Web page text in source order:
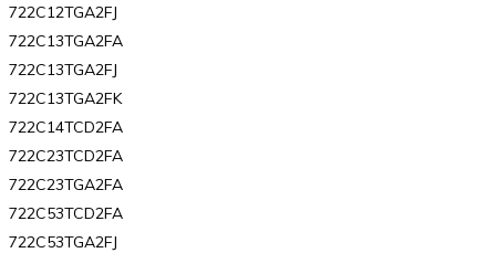
722C12TGA2FJ
722C13TGA2FA
722C13TGA2FJ
722C13TGA2FK
722C14TCD2FA
722C23TCD2FA
722C23TGA2FA
722C53TCD2FA
722C53TGA2FJ